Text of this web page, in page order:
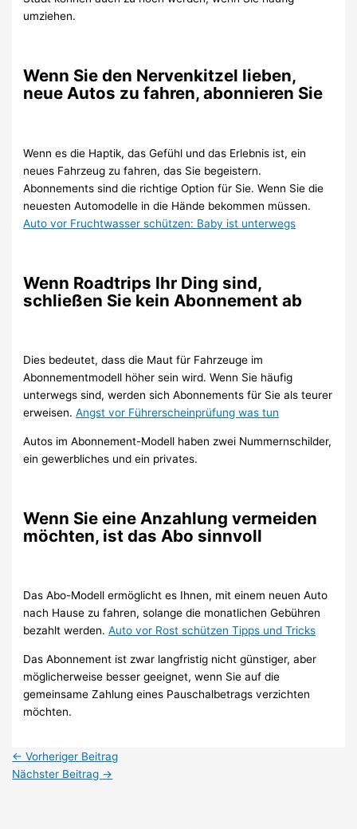
umziehen.
Wenn Sie den Nervenkitzel lieben,
neue Autos zu fahren, abonnieren Sie
Wenn es die Haptik, das Gefühl und das Erlebnis ist, ein
neues Fahrzeug zu fahren, das Sie begeistern.
Abonnements sind die richtige Option für Sie. Wenn Sie die
neuesten Automodelle in die Hände bekommen müssen.
Auto vor Fruchtwasser schützen: Baby ist unterwegs
Wenn Roadtrips Ihr Ding sind,
schließen Sie kein Abonnement ab
Dies bedeutet, dass die Maut für Fahrzeuge im
Abonnementmodell höher sein wird. Wenn Sie häufig
unterwegs sind, werden sich Abonnements für Sie als teurer
erweisen.Angst vor Führerscheinprüfung was tun
Autos im Abonnement-Modell haben zwei Nummernschilder,
ein gewerbliches und ein privates.
Wenn Sie eine Anzahlung vermeiden
möchten, ist das Abo sinnvoll
Das Abo-Modell ermöglicht es Ihnen, mit einem neuen Auto
nach Hause zu fahren, solange die monatlichen Gebühren
bezahlt werden.Auto vor Rost schützen Tipps und Tricks
Das Abonnement ist zwar langfristig nicht günstiger, aber
möglicherweise besser geeignet, wenn Sie auf die
gemeinsame Zahlung eines Pauschalbetrags verzichten
möchten.
← Vorheriger Beitrag
Nächster Beitrag →